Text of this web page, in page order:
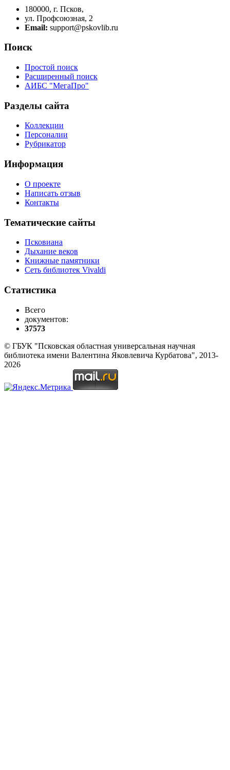
180000, г. Псков,
ул. Профсоюзная, 2
Email: support@pskovlib.ru
Поиск
Простой поиск
Расширенный поиск
АИБС "МегаПро"
Разделы сайта
Коллекции
Персоналии
Рубрикатор
Информация
О проекте
Написать отзыв
Контакты
Тематические сайты
Псковиана
Дыхание веков
Книжные памятники
Сеть библиотек Vivaldi
Статистика
Всего
документов:
37573
© ГБУК "Псковская областная универсальная научная
библиотека имени Валентина Яковлевича Курбатова", 2013-
2026